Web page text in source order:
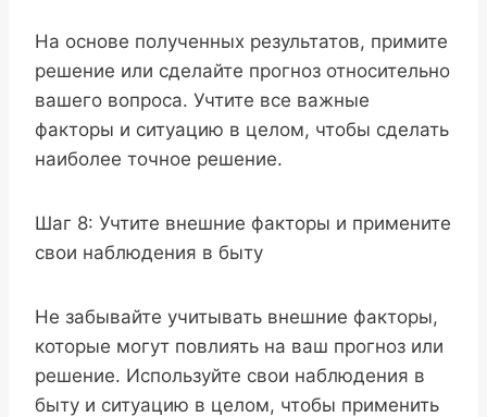
На основе полученных результатов, примите
решение или сделайте прогноз относительно
вашего вопроса. Учтите все важные
факторы и ситуацию в целом, чтобы сделать
наиболее точное решение.
Шаг 8: Учтите внешние факторы и примените
свои наблюдения в быту
Не забывайте учитывать внешние факторы,
которые могут повлиять на ваш прогноз или
решение. Используйте свои наблюдения в
быту и ситуацию в целом, чтобы применить